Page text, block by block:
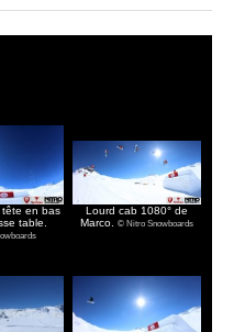
tête en bas
table.
Lourd cab 1080° de
Marco. © Nitro Snowboards